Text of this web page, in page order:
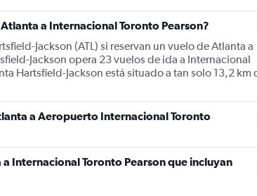
axes
displaying
Price
and
Number
flights.
a Internacional Toronto Pearson?
Jackson (ATL) si reservan un vuelo de Atlanta a
Jackson opera 23 vuelos de ida a Internacional
Hartsfield-Jackson está situado a tan solo 13,2 km
a Aeropuerto Internacional Toronto
Internacional Toronto Pearson que incluyan